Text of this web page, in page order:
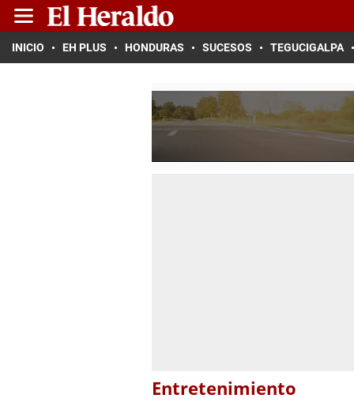
INICIO EH PLUS HONDURAS SUCESOS TEGUCIGALPA
Entretenimiento